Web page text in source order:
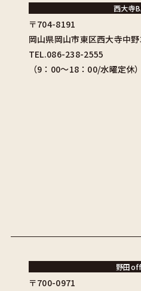
西大寺
〒704-8191
岡山県岡山市東区西大寺中
TEL.086-238-2555
（9：00〜18：00/水曜定休）
野田
〒700-0971